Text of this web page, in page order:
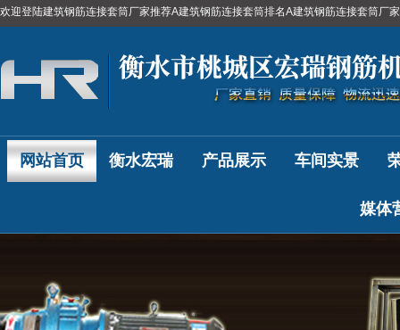
欢迎登陆建筑钢筋连接套筒厂家推荐A建筑钢筋连接套筒排名A建筑钢筋连接套筒厂
网站首页 衡水宏瑞 产品展示 车间实景
媒体